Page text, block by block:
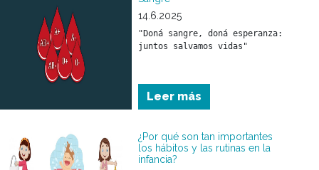
14.6.2025
"Doná sangre, doná esperanza:
juntos salvamos vidas"
Leer más
¿Por qué son tan importantes
los hábitos y las rutinas en la
infancia?